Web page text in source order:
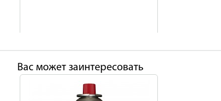
Ваc может заинтересовать